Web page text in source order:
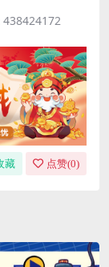
438424172
藏 点赞(0)